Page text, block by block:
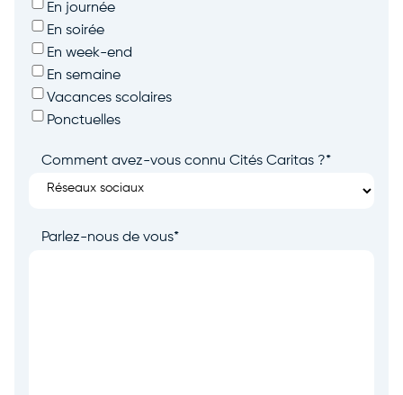
En journée
En soirée
En week-end
En semaine
Vacances scolaires
Ponctuelles
Comment avez-vous connu Cités Caritas ?*
Parlez-nous de vous*